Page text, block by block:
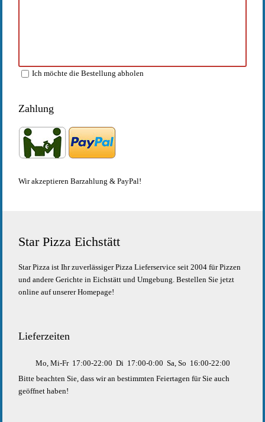
Ich möchte die Bestellung abholen
Zahlung
Wir akzeptieren Barzahlung & PayPal!
Star Pizza Eichstätt
Star Pizza ist Ihr zuverlässiger Pizza Lieferservice seit 2004 für Pizzen
und andere Gerichte in Eichstätt und Umgebung. Bestellen Sie jetzt
online auf unserer Homepage!
Lieferzeiten
Mo, Mi-Fr 17:00-22:00 Di 17:00-0:00 Sa, So 16:00-22:00
Bitte beachten Sie, dass wir an bestimmten Feiertagen für Sie auch
geöffnet haben!